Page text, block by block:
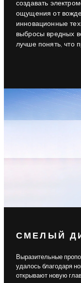
создавать
ощущения от
инновационные
выбросы вредных
лучше понять, что
СМЕЛЫЙ
Выразительные
удалось благодаря
открывают новую